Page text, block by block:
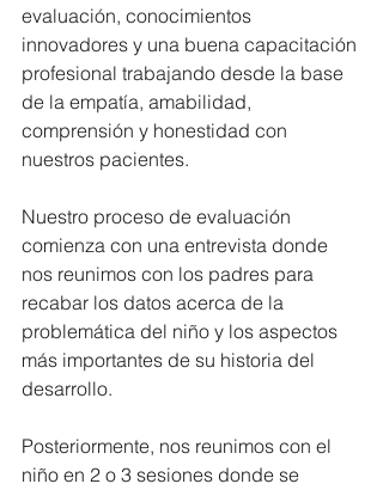
evaluación, conocimientos
innovadores y una buena capacitación
profesional trabajando desde la base
de la empatía, amabilidad,
comprensión y honestidad con
nuestros pacientes.
Nuestro proceso de evaluación
comienza con una entrevista donde
nos reunimos con los padres para
recabar los datos acerca de la
problemática del niño y los aspectos
más importantes de su historia del
desarrollo.
Posteriormente, nos reunimos con el
niño en 2 o 3 sesiones donde se